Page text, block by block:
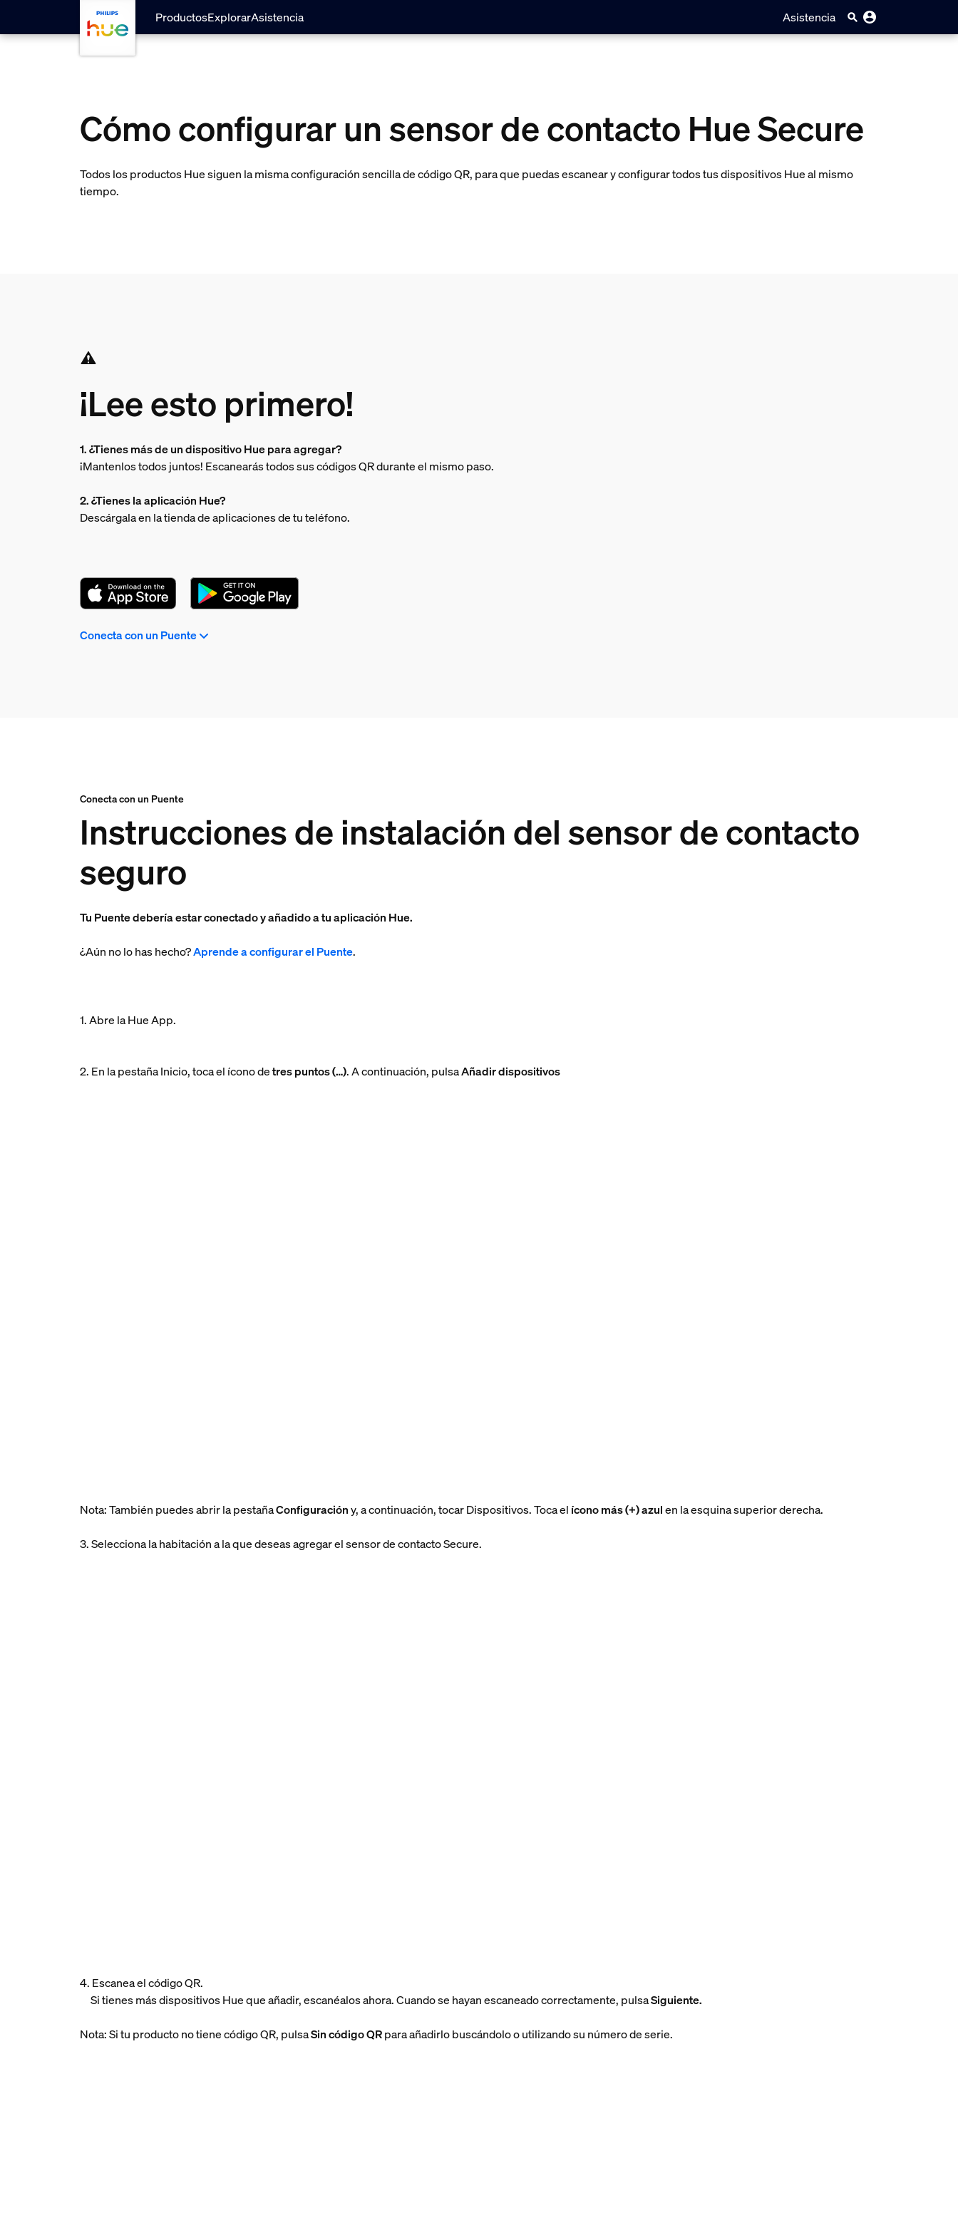
skip.to.main.content
ProductosExplorarAsistencia Asistencia
Cómo configurar un sensor de contacto Hue Secure
Todos los productos Hue siguen la misma configuración sencilla de código QR, para que puedas escanear y configurar todos tus dispositivos Hue al mismo
tiempo.
¡Lee esto primero!
1. ¿Tienes más de un dispositivo Hue para agregar?
¡Mantenlos todos juntos! Escanearás todos sus códigos QR durante el mismo paso.
2. ¿Tienes la aplicación Hue?
Descárgala en la tienda de aplicaciones de tu teléfono.
Conecta con un Puente
Conecta con un Puente
Instrucciones de instalación del sensor de contacto
seguro
Tu Puente debería estar conectado y añadido a tu aplicación Hue.
¿Aún no lo has hecho?Aprende a configurar el Puente.
1. Abre la Hue App.
2. En la pestaña Inicio, toca el ícono detres puntos (…). A continuación, pulsaAñadir dispositivos
Nota: También puedes abrir la pestañaConfiguracióny, a continuación, tocar Dispositivos. Toca el ícono más (+) azulen la esquina superior derecha.
3. Selecciona la habitación a la que deseas agregar el sensor de contacto Secure.
4. Escanea el código QR.
Si tienes más dispositivos Hue que añadir, escanéalos ahora. Cuando se hayan escaneado correctamente, pulsaSiguiente.
Nota: Si tu producto no tiene código QR, pulsaSin código QRpara añadirlo buscándolo o utilizando su número de serie.